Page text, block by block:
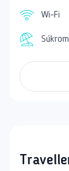
Hostia sa
pravidelné
každý deň
Wi-Fi